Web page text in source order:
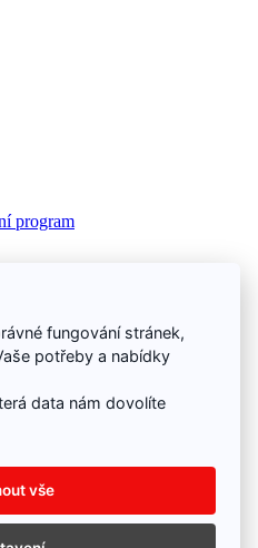
program
Dolní Morava|Dezinfekce a
fungování stránek,
potřeby a nabídky
data nám dovolíte
vše